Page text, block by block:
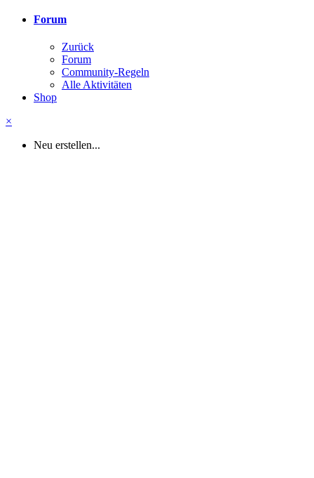
Forum
Zurück
Forum
Community-Regeln
Alle Aktivitäten
Shop
×
Neu erstellen...